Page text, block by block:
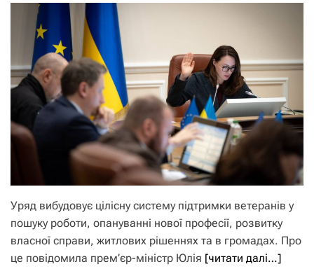
Уряд вибудовує цілісну систему підтримки ветеранів у
пошуку роботи, опануванні нової професії, розвитку
власної справи, житлових рішеннях та в громадах. Про
це повідомила прем’єр-міністр Юлія [читати далі…]